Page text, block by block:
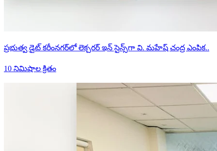
ప్రభుత్వ డైట్ కరీంనగర్‌లో లెక్చరర్ ఇన్ సైన్స్‌గా వి. మహేష్ చంద్ర ఎంపిక..
10 నిమిషాల క్రితం